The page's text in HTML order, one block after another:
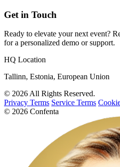
Get in Touch
Ready to elevate your next event?
for a personalized demo or support.
HQ Location
Tallinn, Estonia, European Union
© 2026 All Rights Reserved.
Privacy Terms Service Terms
© 2026 Confenta